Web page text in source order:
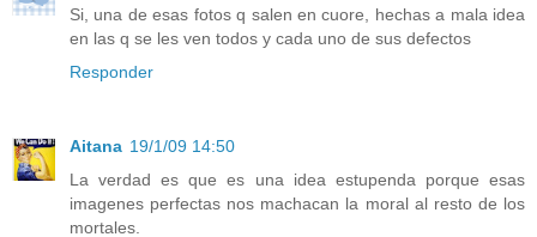
Si, una de esas fotos q salen en cuore, hechas a mala idea
en las q se les ven todos y cada uno de sus defectos
Responder
Aitana 19/1/09 14:50
La verdad es que es una idea estupenda porque esas
imagenes perfectas nos machacan la moral al resto de los
mortales.